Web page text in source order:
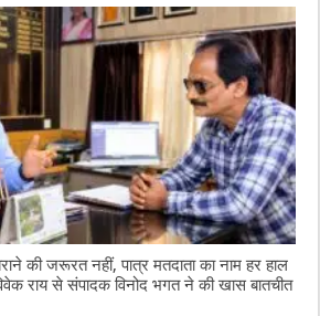
की जरूरत नहीं, पात्र मतदाता का नाम हर हाल
राय से संपादक विनोद भगत ने की खास बातचीत